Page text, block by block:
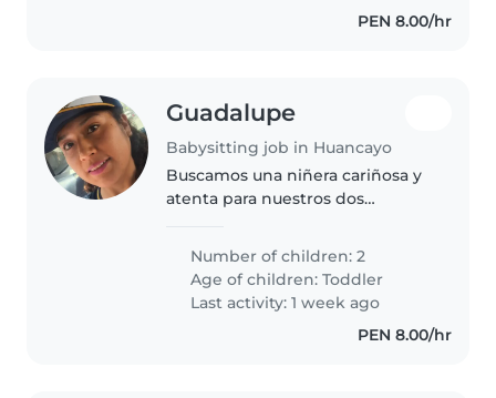
PEN 8.00/hr
Guadalupe
Babysitting job in Huancayo
Buscamos una niñera cariñosa y
atenta para nuestros dos
llenos de energía. Nos encantaría
una persona responsable que
los..
Number of children: 2
Age of children:Toddler
Last activity: 1 week ago
PEN 8.00/hr